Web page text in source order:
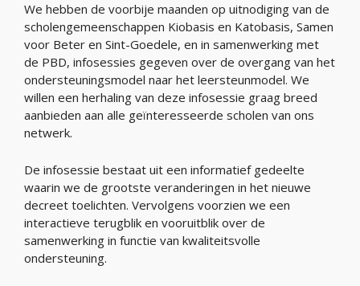
We hebben de voorbije maanden op uitnodiging van de
scholengemeenschappen Kiobasis en Katobasis, Samen
voor Beter en Sint-Goedele, en in samenwerking met
de PBD, infosessies gegeven over de overgang van het
ondersteuningsmodel naar het leersteunmodel. We
willen een herhaling van deze infosessie graag breed
aanbieden aan alle geïnteresseerde scholen van ons
netwerk.
De infosessie bestaat uit een informatief gedeelte
waarin we de grootste veranderingen in het nieuwe
decreet toelichten. Vervolgens voorzien we een
interactieve terugblik en vooruitblik over de
samenwerking in functie van kwaliteitsvolle
ondersteuning.